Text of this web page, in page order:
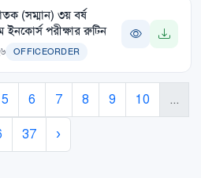
(সম্মান) ৩য় বর্ষ
ইনকোর্স পরীক্ষার রুটিন
OFFICEORDER
5 6 7 8 9 10 ...
37 ›